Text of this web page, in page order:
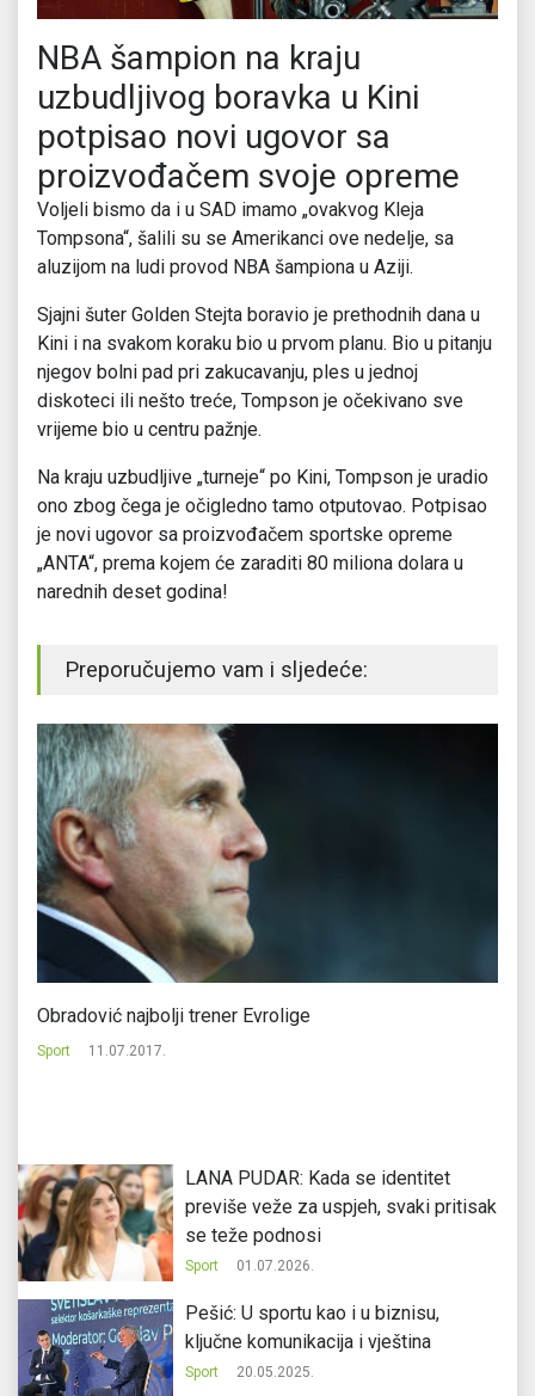
NBA šampion na kraju
uzbudljivog boravka u Kini
potpisao novi ugovor sa
proizvođačem svoje opreme
Voljeli bismo da i u SAD imamo „ovakvog Kleja
Tompsona“, šalili su se Amerikanci ove nedelje, sa
aluzijom na ludi provod NBA šampiona u Aziji.
Sjajni šuter Golden Stejta boravio je prethodnih dana u
Kini i na svakom koraku bio u prvom planu. Bio u pitanju
njegov bolni pad pri zakucavanju, ples u jednoj
diskoteci ili nešto treće, Tompson je očekivano sve
vrijeme bio u centru pažnje.
Na kraju uzbudljive „turneje“ po Kini, Tompson je uradio
ono zbog čega je očigledno tamo otputovao. Potpisao
je novi ugovor sa proizvođačem sportske opreme
„ANTA“, prema kojem će zaraditi 80 miliona dolara u
narednih deset godina!
Preporučujemo vam i sljedeće:
Obradović najbolji trener Evrolige
Sport 11.07.2017.
LANA PUDAR: Kada se identitet
previše veže za uspjeh, svaki pritisak
se teže podnosi
Sport 01.07.2026.
Pešić: U sportu kao i u biznisu,
ključne komunikacija i vještina
Sport 20.05.2025.